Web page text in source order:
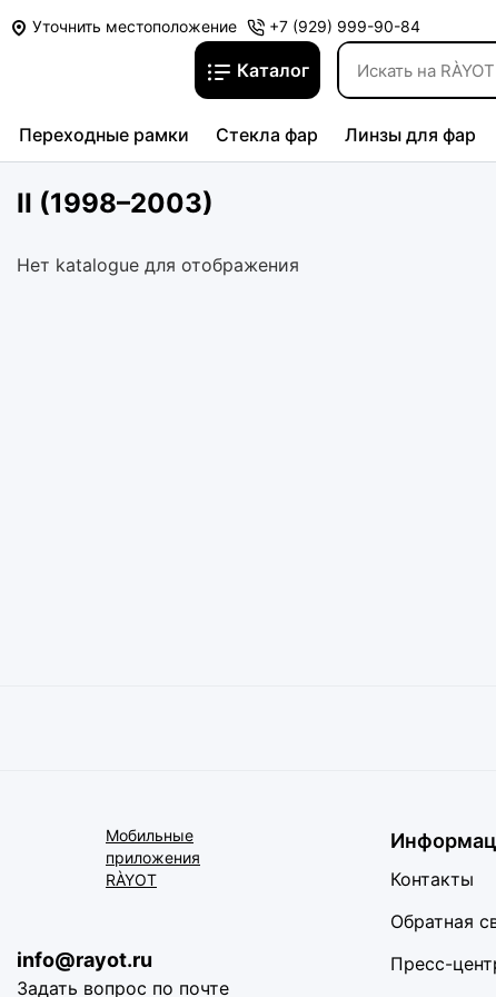
Уточнить местоположение +7 (929) 999-90-84
Каталог
Переходные рамки Стекла фар Линзы для фар
II (1998–2003)
Нет katalogue для отображения
Мобильные
приложения
RÀYOT
info@rayot.ru
Задать вопрос по почте
Контакты
Обратная
Пресс-